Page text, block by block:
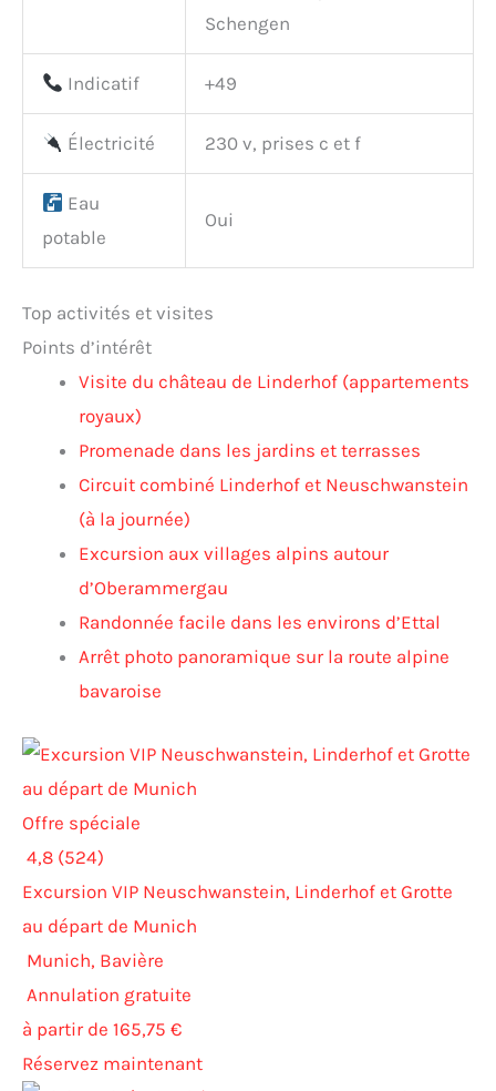
Schengen
Indicatif +49
Électricité 230 v, prises c et f
Eau
potable
Oui
Top activités et visites
Points d’intérêt
Visite du château de Linderhof (appartements
royaux)
Promenade dans les jardins et terrasses
Circuit combiné Linderhof et Neuschwanstein
(à la journée)
Excursion aux villages alpins autour
d’Oberammergau
Randonnée facile dans les environs d’Ettal
Arrêt photo panoramique sur la route alpine
bavaroise
Offre spéciale
4,8 (524)
Excursion VIP Neuschwanstein, Linderhof et Grotte
au départ de Munich
Munich, Bavière
Annulation gratuite
à partir de 165,75 €
Réservez maintenant